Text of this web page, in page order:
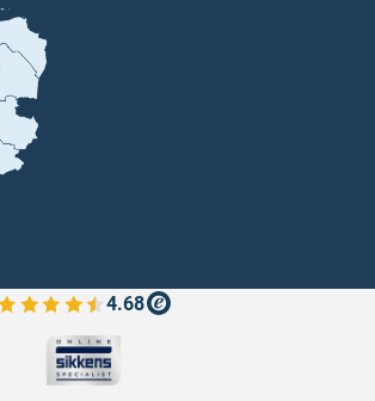
4.68
Bekijk de verfplaza beoordelingen